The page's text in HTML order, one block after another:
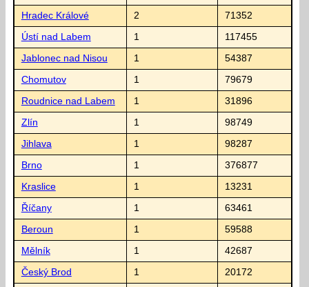
Hradec Králové 2 71352
Ústí nad Labem 1 117455
Jablonec nad Nisou 1 54387
Chomutov 1 79679
Roudnice nad Labem 1 31896
Zlín 1 98749
Jihlava 1 98287
Brno 1 376877
Kraslice 1 13231
Říčany 1 63461
Beroun 1 59588
Mělník 1 42687
Český Brod 1 20172